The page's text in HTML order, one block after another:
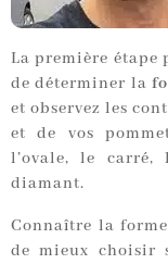
La première étape
de déterminer la
et observez les
et de vos
l’ovale, le
diamant.
Connaître la
de mieux choisir